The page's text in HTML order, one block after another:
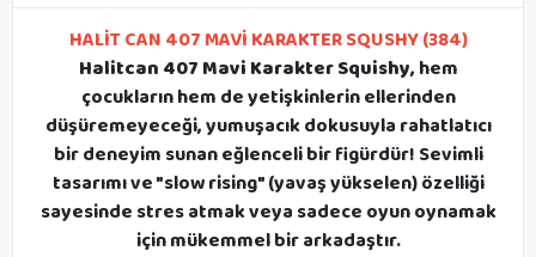
HALİT CAN 407 MAVİ KARAKTER SQUSHY (384)
Halitcan 407 Mavi Karakter Squishy, hem
çocukların hem de yetişkinlerin ellerinden
düşüremeyeceği, yumuşacık dokusuyla rahatlatıcı
bir deneyim sunan eğlenceli bir figürdür! Sevimli
tasarımı ve "slow rising" (yavaş yükselen) özelliği
sayesinde stres atmak veya sadece oyun oynamak
için mükemmel bir arkadaştır.